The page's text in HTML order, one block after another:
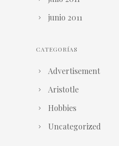
junio 2011
CATEGORÍAS
Advertisement
Aristotle
Hobbies
Uncategorized